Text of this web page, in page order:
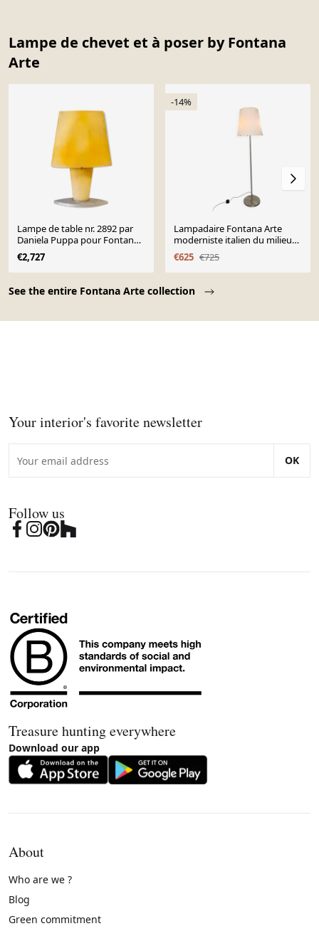
Lampe de chevet et à poser by Fontana
Arte
See the entire Fontana Arte collection
Lampe de table nr. 2892 par
Daniela Puppa pour Fontana
Arte, Italie, années 80
€2,727
-14%
Lampadaire Fontana Arte
moderniste italien du milieu
du siècle, années 1950
€625 €725
Your interior's favorite newsletter
OK
Follow us
Treasure hunting everywhere
Download our app
About
Who are we ?
Blog
Green commitment